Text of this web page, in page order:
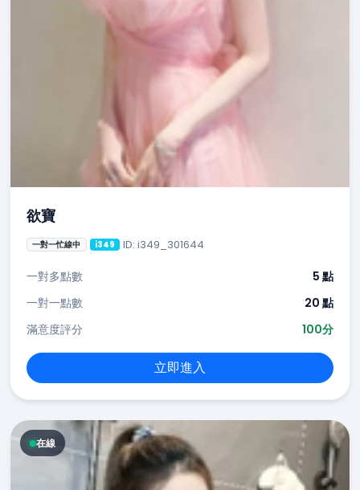
欲寶
一對一忙線中 i349 ID: i349_301644
一對多點數
5 點
一對一點數
20 點
滿意度評分
100分
立即進入
在線